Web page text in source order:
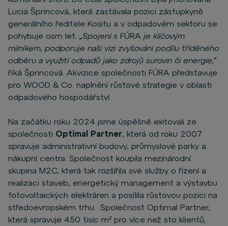
Lucia Šprincová, která zastávala pozici zástupkyně
generálního ředitele Kositu a v odpadovém sektoru se
pohybuje osm let.
„Spojení s FÚRA je klíčovým
milníkem, podporuje naši vizi zvyšování podílu tříděného
odběru a využití odpadů jako zdrojů surovin či energie,“
říká Šprincová. Akvizice společnosti FÚRA představuje
pro WOOD & Co. naplnění růstové strategie v oblasti
odpadového hospodářství.
Na začátku roku 2024 jsme úspěšně exitovali ze
společnosti Optimal Partner , která od roku 2007
spravuje administrativní budovy, průmyslové parky a
nákupní centra. Společnost koupila mezinárodní
skupina M2C, která tak rozšířila své služby o řízení a
realizaci staveb, energetický management a výstavbu
fotovoltaických elektráren a posílila růstovou pozici na
středoevropském trhu. Společnost Optimal Partner,
která spravuje 450 tisíc m² pro více než sto klientů,